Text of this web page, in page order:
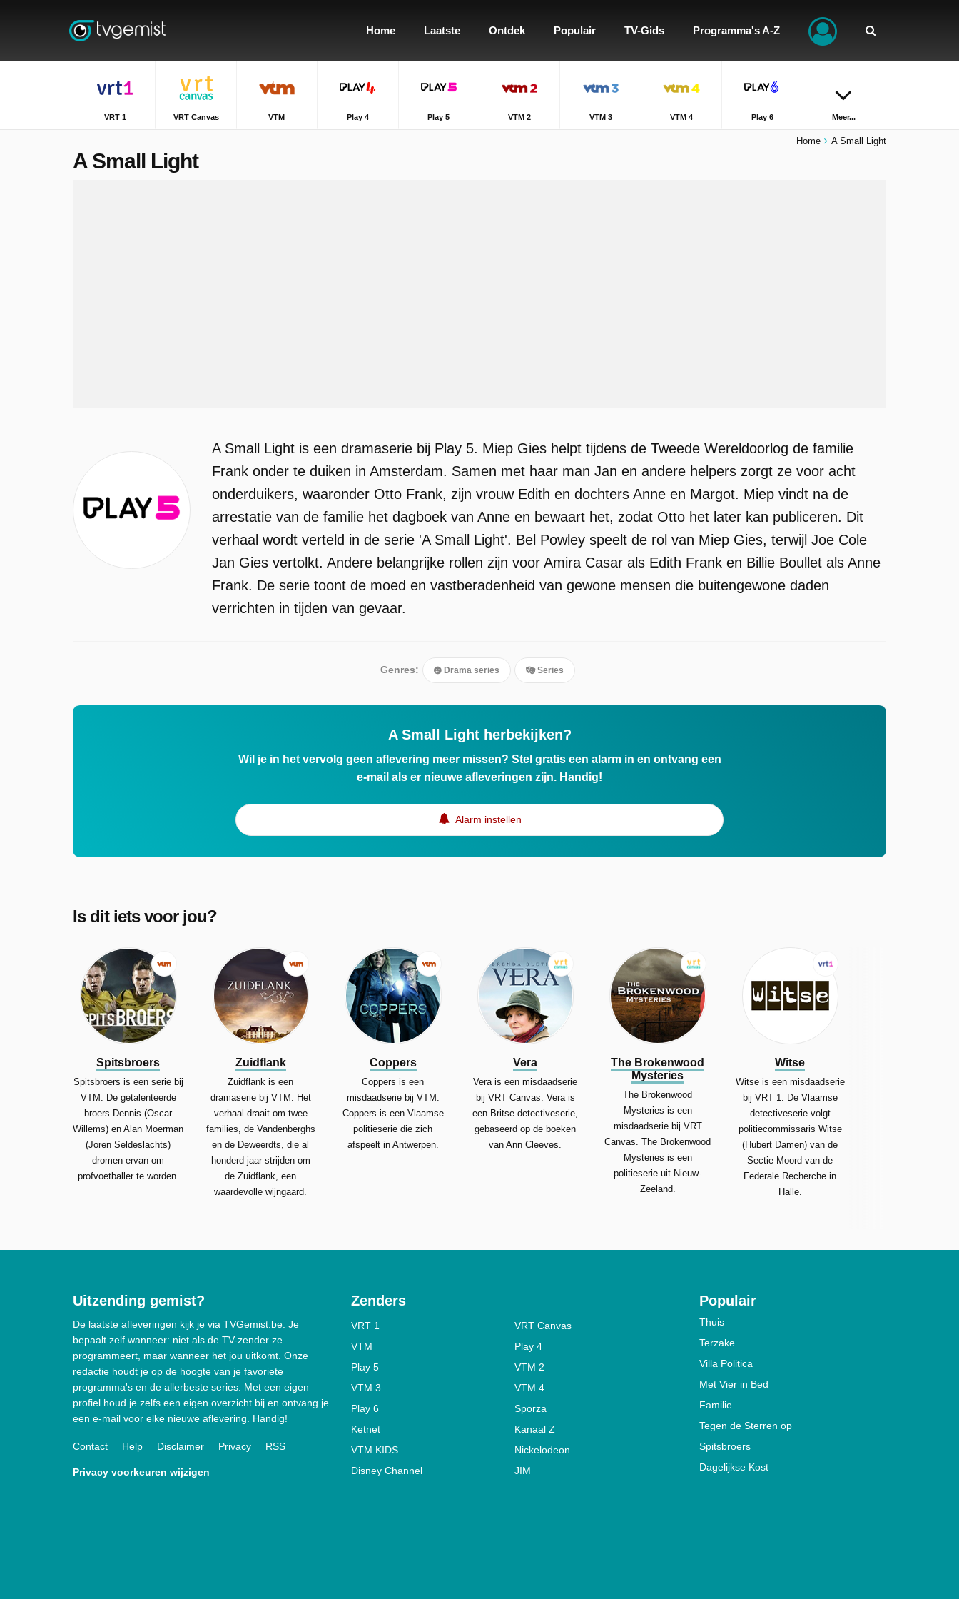
Home Laatste Ontdek Populair TV-Gids Programma's A-Z
VRT 1 VRT Canvas VTM Play 4 Play 5 VTM 2 VTM 3 VTM 4 Play 6 Meer...
Home A Small Light
A Small Light
A Small Light is een dramaserie bij Play 5. Miep Gies helpt tijdens de Tweede Wereldoorlog de familie
Frank onder te duiken in Amsterdam. Samen met haar man Jan en andere helpers zorgt ze voor acht
onderduikers, waaronder Otto Frank, zijn vrouw Edith en dochters Anne en Margot. Miep vindt na de
arrestatie van de familie het dagboek van Anne en bewaart het, zodat Otto het later kan publiceren. Dit
verhaal wordt verteld in de serie 'A Small Light'. Bel Powley speelt de rol van Miep Gies, terwijl Joe Cole
Jan Gies vertolkt. Andere belangrijke rollen zijn voor Amira Casar als Edith Frank en Billie Boullet als Anne
Frank. De serie toont de moed en vastberadenheid van gewone mensen die buitengewone daden
verrichten in tijden van gevaar.
Genres: Drama series Series
A Small Light herbekijken?
Wil je in het vervolg geen aflevering meer missen? Stel gratis een alarm in en ontvang een
e-mail als er nieuwe afleveringen zijn. Handig!
Alarm instellen
Is dit iets voor jou?
Spitsbroers
Spitsbroers is een serie bij
VTM. De getalenteerde
broers Dennis (Oscar
Willems) en Alan Moerman
(Joren Seldeslachts)
dromen ervan om
profvoetballer te worden.
Zuidflank
Zuidflank is een
dramaserie bij VTM. Het
verhaal draait om twee
families, de Vandenberghs
en de Deweerdts, die al
honderd jaar strijden om
de Zuidflank, een
waardevolle wijngaard.
Coppers
Coppers is een
misdaadserie bij VTM.
Coppers is een Vlaamse
politieserie die zich
afspeelt in Antwerpen.
Vera
Vera is een misdaadserie
bij VRT Canvas. Vera is
een Britse detectiveserie,
gebaseerd op de boeken
van Ann Cleeves.
The Brokenwood
Mysteries
The Brokenwood
Mysteries is een
misdaadserie bij VRT
Canvas. The Brokenwood
Mysteries is een
politieserie uit Nieuw-
Zeeland.
Witse
Witse is een misdaadserie
bij VRT 1. De Vlaamse
detectiveserie volgt
politiecommissaris Witse
(Hubert Damen) van de
Sectie Moord van de
Federale Recherche in
Halle.
Uitzending gemist?
De laatste afleveringen kijk je via TVGemist.be. Je
bepaalt zelf wanneer: niet als de TV-zender ze
programmeert, maar wanneer het jou uitkomt. Onze
redactie houdt je op de hoogte van je favoriete
programma's en de allerbeste series. Met een eigen
profiel houd je zelfs een eigen overzicht bij en ontvang je
een e-mail voor elke nieuwe aflevering. Handig!
Contact Help Disclaimer Privacy RSS
Privacy voorkeuren wijzigen
Zenders
VRT 1
VRT Canvas
VTM
Play 4
Play 5
VTM 2
VTM 3
VTM 4
Play 6
Sporza
Ketnet
Kanaal Z
VTM KIDS
Nickelodeon
Disney Channel
JIM
Populair
Thuis
Terzake
Villa Politica
Met Vier in Bed
Familie
Tegen de Sterren op
Spitsbroers
Dagelijkse Kost